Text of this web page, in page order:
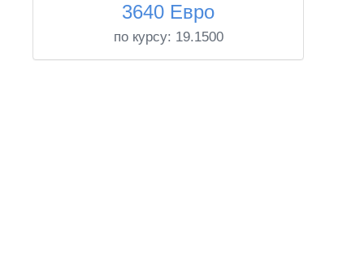
3640 Евро
по курсу: 19.1500